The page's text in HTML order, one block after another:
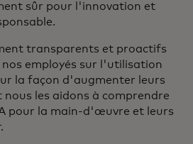
sûr pour l'innovation et
transparents et proactifs
employés sur l'utilisation
la façon d'augmenter leurs
nous les aidons à comprendre
pour la main-d'œuvre et leurs